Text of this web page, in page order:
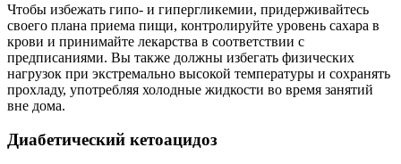
Чтобы избежать гипо- и гипергликемии, придерживайтесь
своего плана приема пищи, контролируйте уровень сахара в
крови и принимайте лекарства в соответствии с
предписаниями. Вы также должны избегать физических
нагрузок при экстремально высокой температуры и сохранять
прохладу, употребляя холодные жидкости во время занятий
вне дома.
Диабетический кетоацидоз